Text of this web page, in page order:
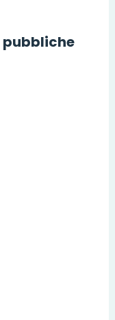
pubbliche